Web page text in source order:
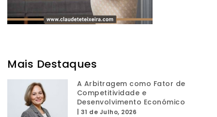
Mais Destaques
A Arbitragem como Fator de
Competitividade e
Desenvolvimento Económico
31 de Julho, 2026